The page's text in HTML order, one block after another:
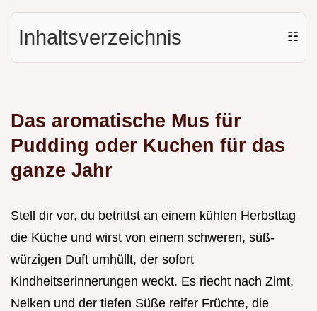
Inhaltsverzeichnis ☷
Das aromatische Mus für
Pudding oder Kuchen für das
ganze Jahr
Stell dir vor, du betrittst an einem kühlen Herbsttag
die Küche und wirst von einem schweren, süß-
würzigen Duft umhüllt, der sofort
Kindheitserinnerungen weckt. Es riecht nach Zimt,
Nelken und der tiefen Süße reifer Früchte, die